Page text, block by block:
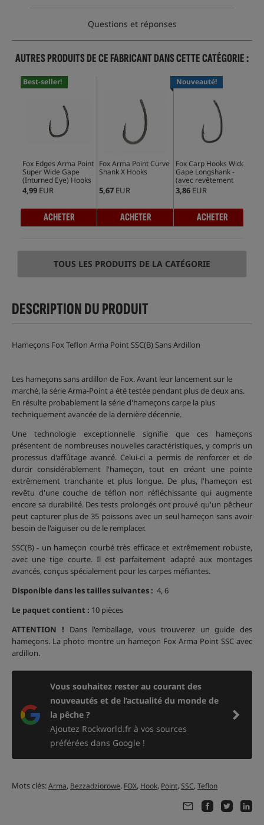
Questions et réponses
AUTRES PRODUITS DE CE FABRICANT DANS CETTE CATÉGORIE :
Best-seller!
Fox Edges Arma Point
Super Wide Gape
(Inturned Eye) Hooks
4,99 EUR
ACHETER
Fox Arma Point Curve
Shank X Hooks
5,67 EUR
ACHETER
Nouveauté!
Fox Carp Hooks Wide
Gape Longshank -
(avec revêtement
PTFE)
3,86 EUR
ACHETER
TOUS LES PRODUITS DE LA CATÉGORIE
DESCRIPTION DU PRODUIT
Hameçons Fox Teflon Arma Point SSC(B) Sans Ardillon
Les hameçons sans ardillon de Fox. Avant leur lancement sur le
marché, la série Arma-Point a été testée pendant plus de deux ans.
En résulte probablement la série d'hameçons carpe la plus
techniquement avancée de la dernière décennie.
Une technologie exceptionnelle signifie que ces hameçons
présentent de nombreuses nouvelles caractéristiques, y compris un
processus d'affûtage avancé. Celui-ci a permis de renforcer et de
durcir considérablement l'hameçon, tout en créant une pointe
extrêmement tranchante et plus longue. De plus, l'hameçon est
revêtu d'une couche de téflon non réfléchissante qui augmente
encore sa durabilité. Des tests prolongés ont prouvé qu'un pêcheur
peut capturer plus de 35 poissons avec un seul hameçon sans avoir
besoin de l'aiguiser ou de le remplacer.
SSC(B) - un hameçon courbé très efficace et extrêmement robuste,
avec une tige courte. Il est parfaitement adapté aux montages
avancés, conçus spécialement pour les carpes méfiantes.
Disponible dans les tailles suivantes : 4, 6
Le paquet contient : 10 pièces
ATTENTION ! Dans l'emballage, vous trouverez un guide des
hameçons. La photo montre un hameçon Fox Arma Point SSC avec
ardillon.
Vous souhaitez rester au courant des
nouveautés et de l’actualité du monde de
la pêche ?
Ajoutez Rockworld.fr à vos sources
préférées dans Google !
Mots clés:Arma, Bezzadziorowe, FOX, Hook, Point,SSC,Teflon